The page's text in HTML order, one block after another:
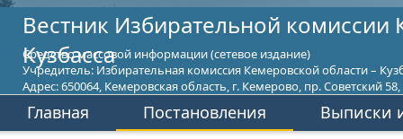
Вестник Избирательной комиссии
Кузбасса
Средство массовой информации (сетевое издание)
Учредитель: Избирательная комиссия Кемеровской области –
Адрес: 650064, Кемеровская область, г. Кемерово, пр. Советский 58,
Главная Постановления Выписки